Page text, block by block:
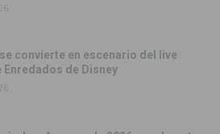
convierte en escenario del live
Enredados de Disney